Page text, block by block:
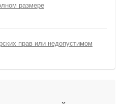
размере
прав или недопустимом